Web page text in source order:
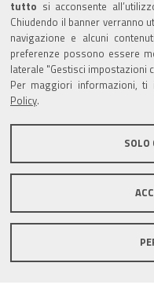
tutto si acconsente
Chiudendo il banner verranno
navigazione e alcuni
preferenze possono essere
laterale "Gestisci impostazioni
Per maggiori informazioni, ti
Policy
SOLO
Albo Camerale
Pubblicità Legale
Area riservata
Informativa generale
Accessibilità
Note
Informativa estesa sui